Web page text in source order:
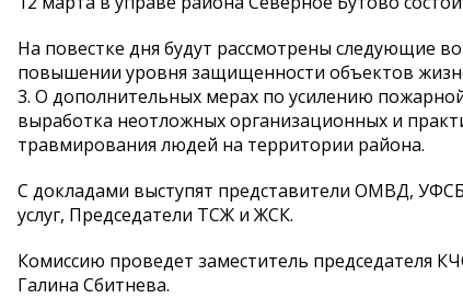
На повестке дня будут рассмотрены следующие
повышении уровня защищенности объектов
3. О дополнительных мерах по усилению
выработка неотложных организационных и
травмирования людей на территории района.
С докладами выступят представители ОМВД,
услуг, Председатели ТСЖ и ЖСК.
Комиссию проведет заместитель председателя
Галина Сбитнева.